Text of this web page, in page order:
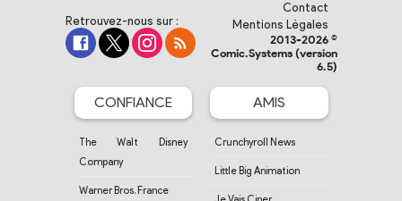
Retrouvez-nous sur :
Contact
Mentions Légales
2013-2026 ©
Comic.Systems (version
6.5)
CONFIANCE
The Walt Disney
Company
Warner Bros. France
AMIS
Crunchyroll News
Little Big Animation